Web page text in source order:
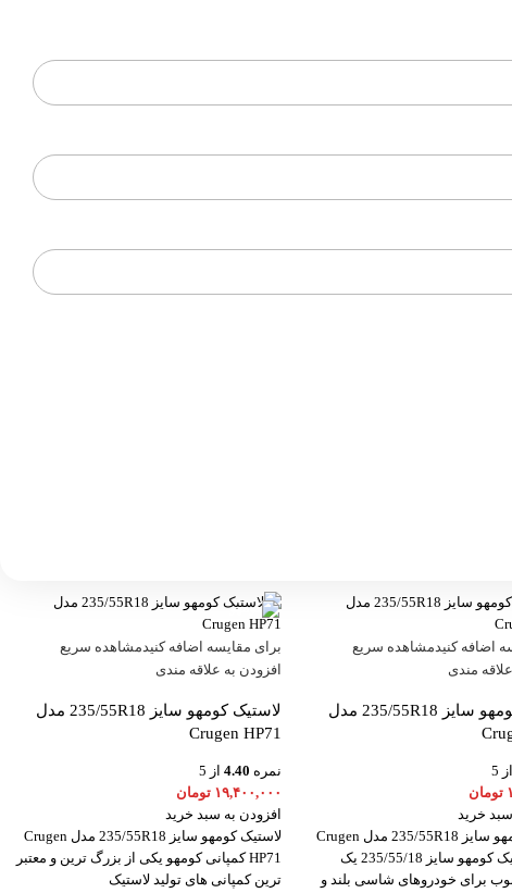
اضافه کنیدمشاهده سریع
مندی
لاستیک کومهو سایز 235/55R18 مدل
از 5
تومان
خرید
لاستیک کومهو سایز 235/55R18 مدل Crugen
HP91 لاستیک کومهو سایز 235/55/18 یک
برای خودروهای شاسی بلند و
برای مقایسه اضافه کنیدمشاهده سریع
افزودن به علاقه مندی
لاستیک کومهو سایز 235/55R18 مدل
Crugen HP71
نمره 4.40 از 5
۱۹,۴۰۰,۰۰۰ تومان
افزودن به سبد خرید
لاستیک کومهو سایز 235/55R18 مدل Crugen
HP71 کمپانی کومهو یکی از بزرگ ترین و معتبر
ترین کمپانی های تولید لاستیک